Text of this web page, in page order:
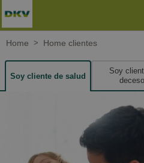
Home Home clientes
Soy cliente de salud
Soy